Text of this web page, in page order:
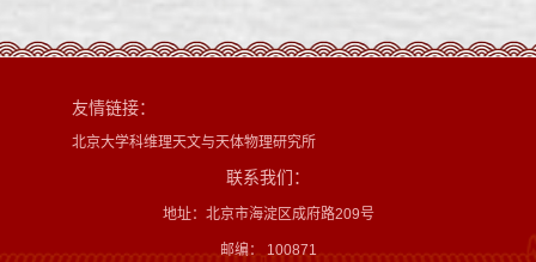
友情链接：
北京大学科维理天文与天体物理研究所
联系我们：
地址：北京市海淀区成府路209号
邮编： 100871